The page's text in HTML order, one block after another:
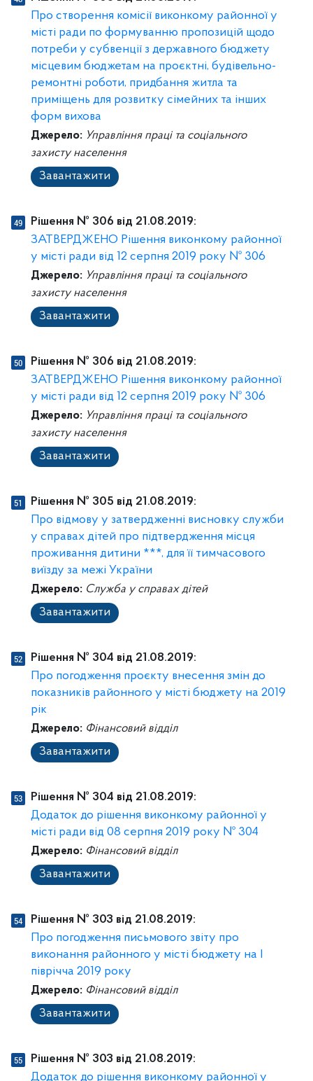
Про створення комісії виконкому районної у
місті ради по формуванню пропозицій щодо
потреби у субвенції з державного бюджету
місцевим бюджетам на проєктні, будівельно-
ремонтні роботи, придбання житла та
приміщень для розвитку сімейних та інших
форм вихова
Джерело: Управління праці та соціального
захисту населення
Завантажити
Рішення № 306 від 21.08.2019:
ЗАТВЕРДЖЕНО Рішення виконкому районної
у місті ради від 12 серпня 2019 року № 306
Джерело: Управління праці та соціального
захисту населення
Завантажити
Рішення № 306 від 21.08.2019:
ЗАТВЕРДЖЕНО Рішення виконкому районної
у місті ради від 12 серпня 2019 року № 306
Джерело: Управління праці та соціального
захисту населення
Завантажити
Рішення № 305 від 21.08.2019:
Про відмову у затвердженні висновку служби
у справах дітей про підтвердження місця
проживання дитини ***, для її тимчасового
виїзду за межі України
Джерело: Служба у справах дітей
Завантажити
Рішення № 304 від 21.08.2019:
Про погодження проєкту внесення змін до
показників районного у місті бюджету на 2019
рік
Джерело: Фінансовий відділ
Завантажити
Рішення № 304 від 21.08.2019:
Додаток до рішення виконкому районної у
місті ради від 08 серпня 2019 року № 304
Джерело: Фінансовий відділ
Завантажити
Рішення № 303 від 21.08.2019:
Про погодження письмового звіту про
виконання районного у місті бюджету на І
піврічча 2019 року
Джерело: Фінансовий відділ
Завантажити
Рішення № 303 від 21.08.2019:
Додаток до рішення виконкому районної у